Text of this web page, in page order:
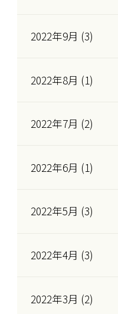
2022年9月 (3)
2022年8月 (1)
2022年7月 (2)
2022年6月 (1)
2022年5月 (3)
2022年4月 (3)
2022年3月 (2)